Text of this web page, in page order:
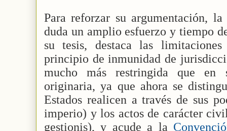
Para reforzar su argumentación,
duda un amplio esfuerzo y tiempo
su tesis, destaca las
principio de inmunidad de
mucho más restringida que
originaria, ya que ahora se
Estados realicen a través de sus
imperio) y los actos de carácter
gestionis), y acude a la